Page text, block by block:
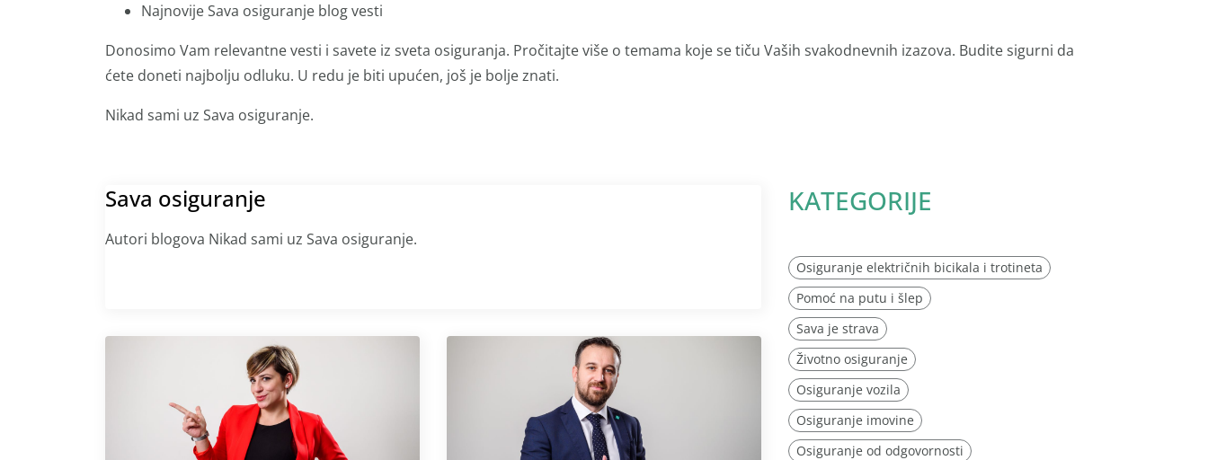
Najnovije Sava osiguranje blog vesti
Donosimo Vam relevantne vesti i savete iz sveta osiguranja. Pročitajte više o temama koje se tiču Vaših svakodnevnih izazova. Budite sigurni da
ćete doneti najbolju odluku. U redu je biti upućen, još je bolje znati.
Nikad sami uz Sava osiguranje.
Sava osiguranje
Autori blogova Nikad sami uz Sava osiguranje.
KATEGORIJE
Osiguranje električnih bicikala i trotineta
Pomoć na putu i šlep
Sava je strava
Životno osiguranje
Osiguranje vozila
Osiguranje imovine
Osiguranje od odgovornosti